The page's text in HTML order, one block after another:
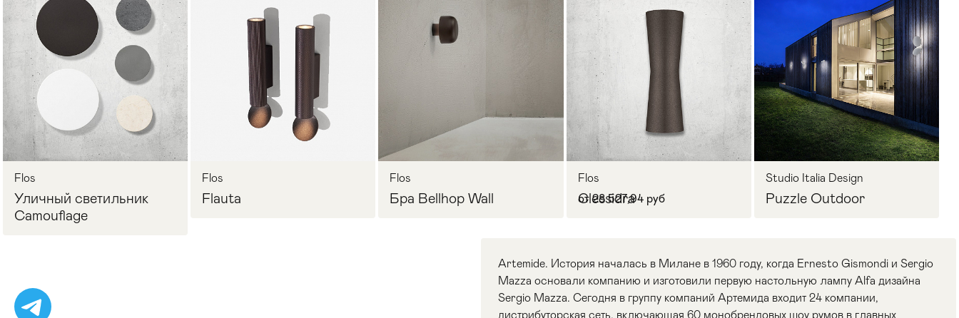
Стулья
Flos
Уличный светильник
Camouflage
Flos
Flauta
Flos
Бра Bellhop Wall
Flos
Clessidra
от 28 527,94 руб
Studio Italia Design
Puzzle Outdoor
Artemide. История началась в Милане в 1960 году, когда Ernesto Gismondi и Sergio
Mazza основали компанию и изготовили первую настольную лампу Alfa дизайна
Sergio Mazza. Сегодня в группу компаний Артемида входит 24 компании,
дистрибуторская сеть, включающая 60 монобрендовых шоу румов в главных